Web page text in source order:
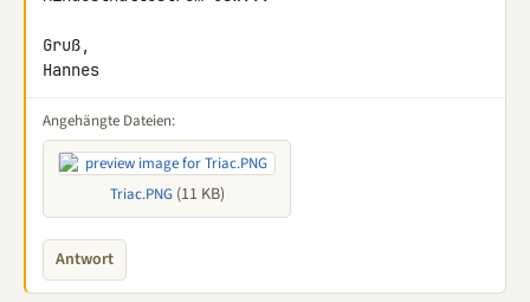
Gruß,
Hannes
Angehängte Dateien:
Triac.PNG(11 KB)
Antwort